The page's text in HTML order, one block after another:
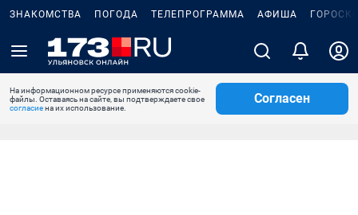
ЗНАКОМСТВА ПОГОДА ТЕЛЕПРОГРАММА АФИША
На информационном ресурсе применяются cookie-
файлы. Оставаясь на сайте, вы подтверждаете свое
согласиена их использование.
Согласен